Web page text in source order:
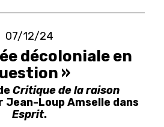
07/12/24
décoloniale en
»
Critique de la raison
Jean-Loup Amselle dans
Esprit.